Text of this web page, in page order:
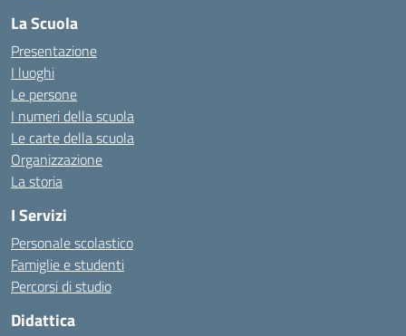
La Scuola
Presentazione
I luoghi
Le persone
I numeri della scuola
Le carte della scuola
Organizzazione
La storia
I Servizi
Personale scolastico
Famiglie e studenti
Percorsi di studio
Didattica